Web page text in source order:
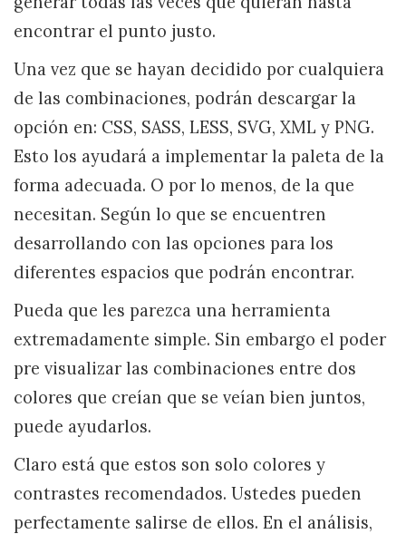
encontrar el punto justo.
Una vez que se hayan decidido por cualquiera
de las combinaciones, podrán descargar la
opción en: CSS, SASS, LESS, SVG, XML y PNG.
Esto los ayudará a implementar la paleta de la
forma adecuada. O por lo menos, de la que
necesitan. Según lo que se encuentren
desarrollando con las opciones para los
diferentes espacios que podrán encontrar.
Pueda que les parezca una herramienta
extremadamente simple. Sin embargo el poder
pre visualizar las combinaciones entre dos
colores que creían que se veían bien juntos,
puede ayudarlos.
Claro está que estos son solo colores y
contrastes recomendados. Ustedes pueden
perfectamente salirse de ellos. En el análisis,